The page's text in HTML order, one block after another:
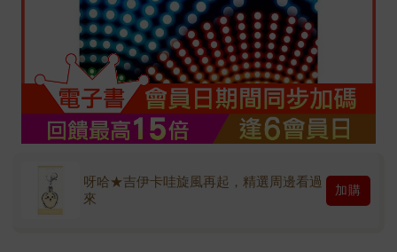
呀哈★吉伊卡哇旋風再起，精選周邊看過
來
加購